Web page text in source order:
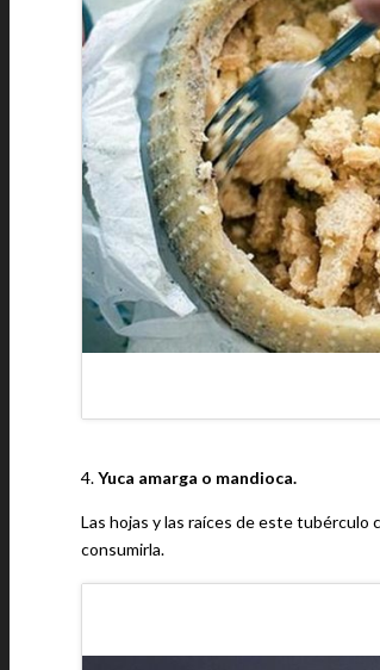
4.Yuca amarga o mandioca.
Las hojas y las raíces de este tubérculo
consumirla.